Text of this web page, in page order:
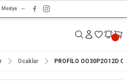
Ocaklar PROFİLO OO30P2O12D